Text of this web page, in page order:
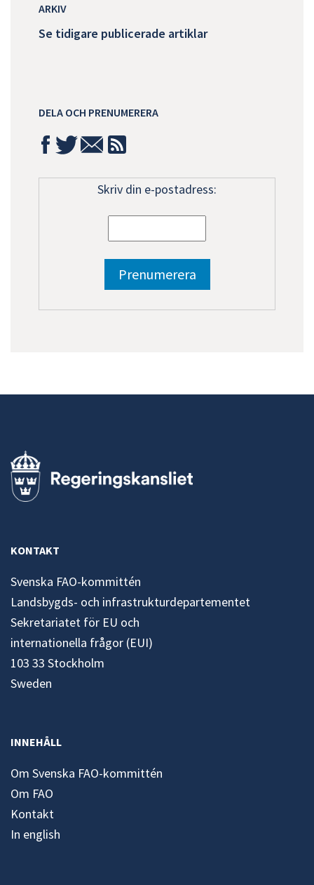
ARKIV
Se tidigare publicerade artiklar
DELA OCH PRENUMERERA
Skriv din e-postadress:
KONTAKT
Svenska FAO-kommittén
Landsbygds- och infrastrukturdepartementet
Sekretariatet för EU och
internationella frågor (EUI)
103 33 Stockholm
Sweden
INNEHÅLL
Om Svenska FAO-kommittén
Om FAO
Kontakt
In english